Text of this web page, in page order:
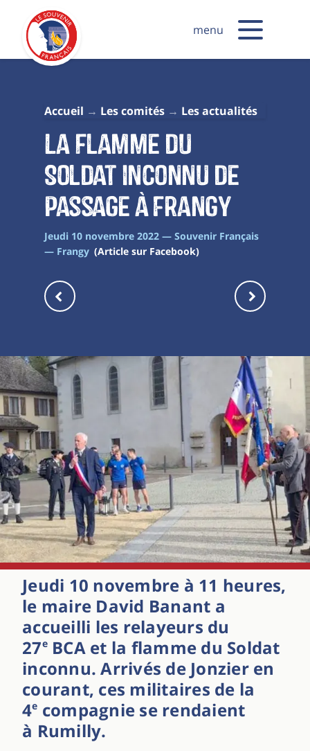
menu
Accueil Les comités Les actualités
La flamme du
Soldat inconnu de
passage à Frangy
Jeudi 10 novembre 2022 — Souvenir Français
— Frangy (Article sur Facebook)
Jeudi 10 novembre à 11 heures,
le maire David Banant a
accueilli les relayeurs du
27eBCA et la flamme du Soldat
inconnu. Arrivés de Jonzier en
courant, ces militaires de la
4e compagnie se rendaient
à Rumilly.